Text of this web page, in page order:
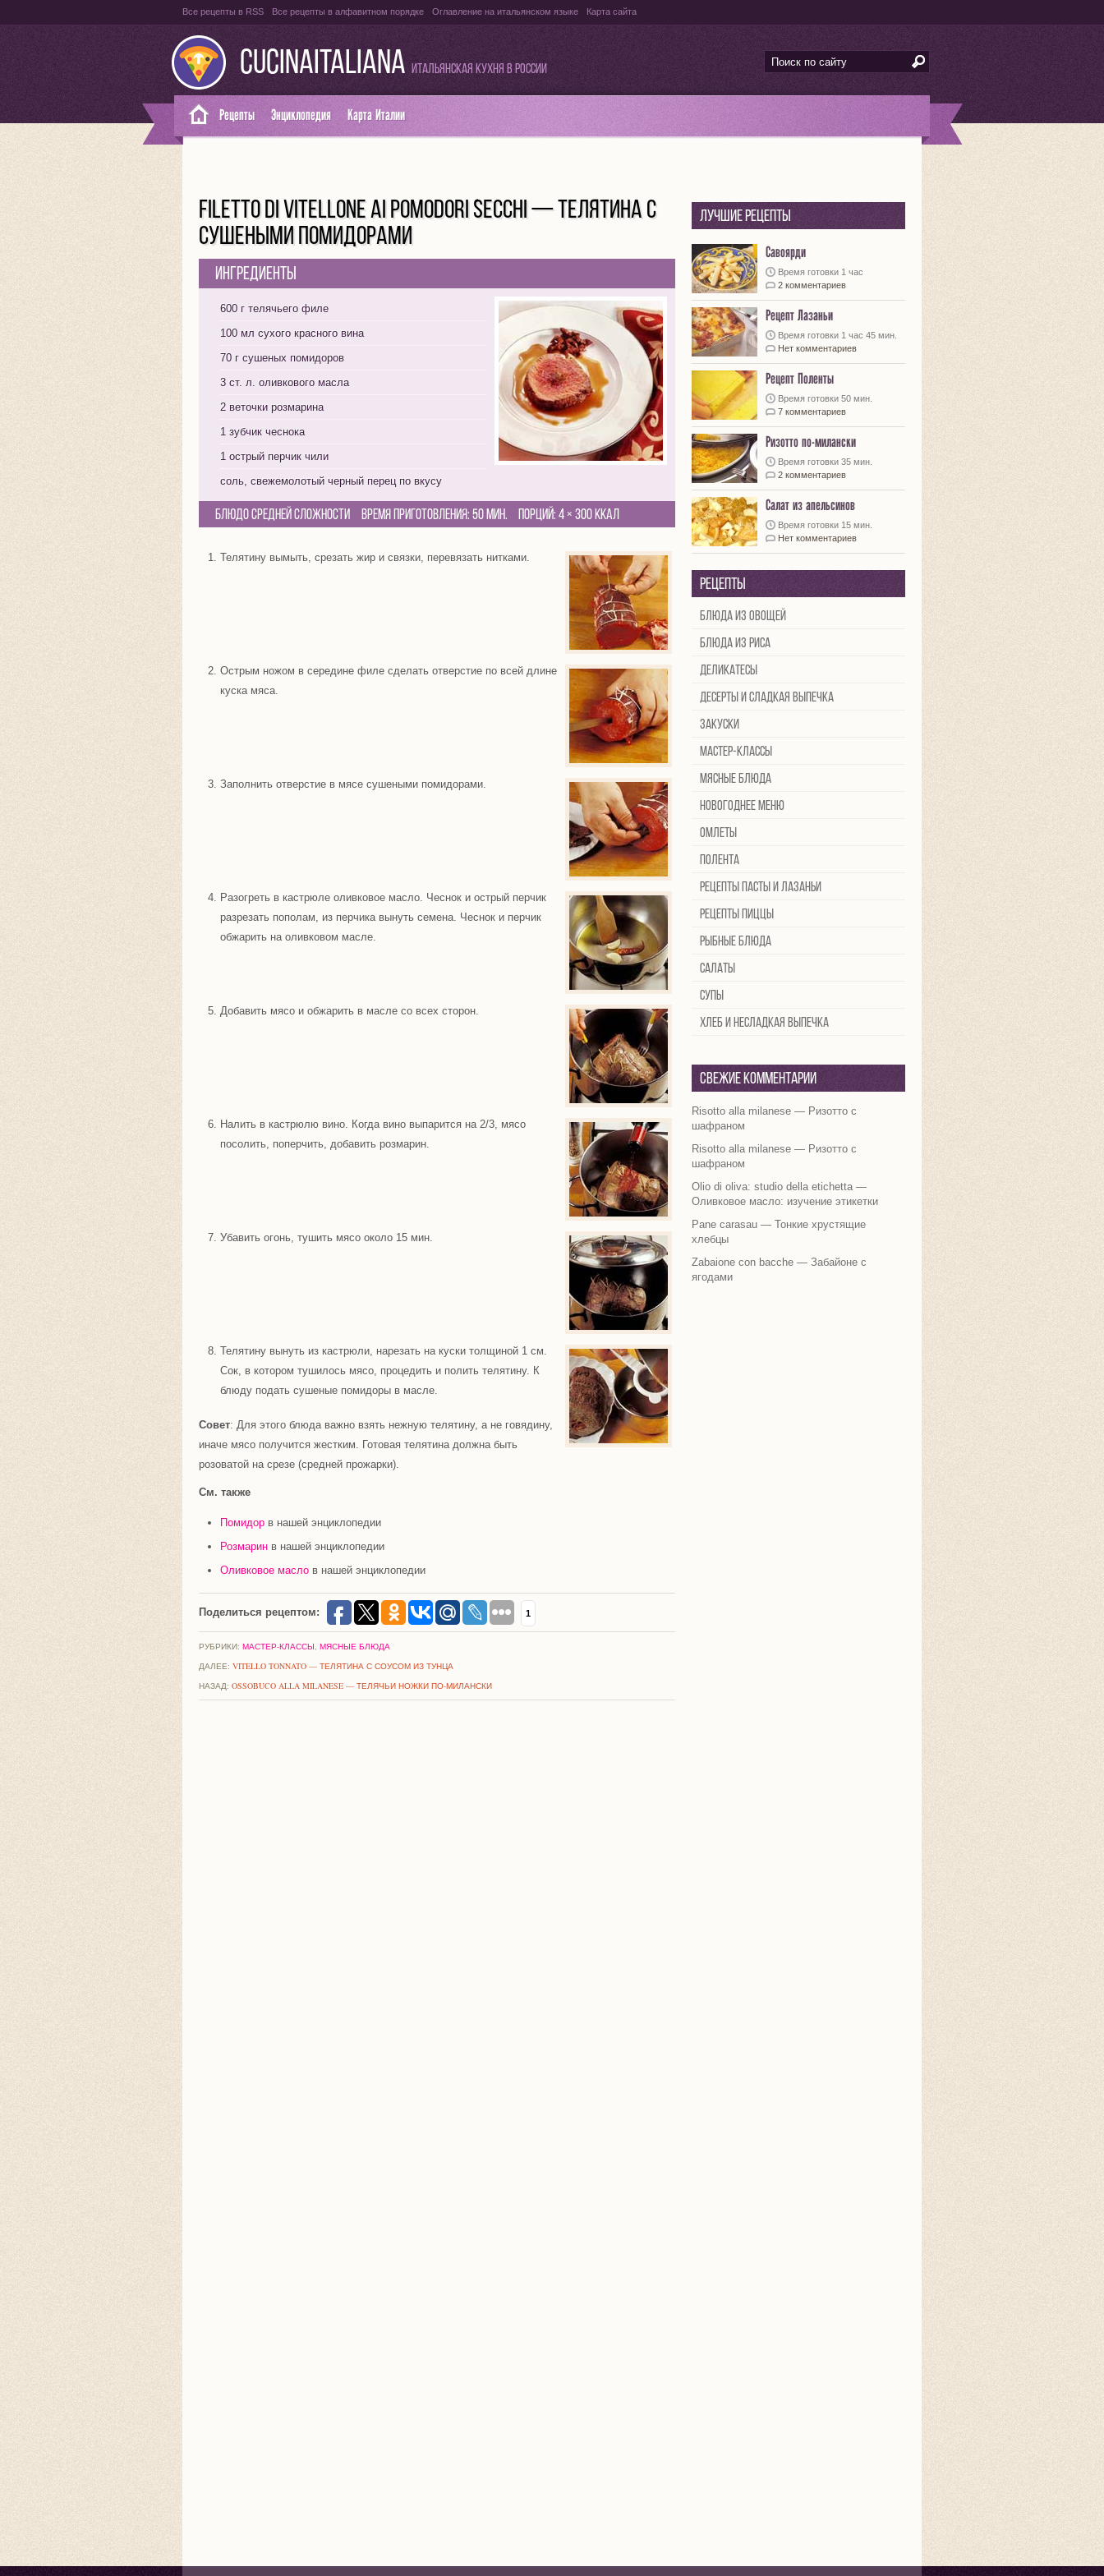
Все рецепты в RSS Все рецепты в алфавитном порядке Оглавление на итальянском языке Карта сайта
CUCINAITALIANA Итальянская кухня в России
Рецепты Энциклопедия Карта Италии
FILETTO DI VITELLONE AI POMODORI SECCHI — ТЕЛЯТИНА С
СУШЕНЫМИ ПОМИДОРАМИ
Ингредиенты
600 г телячьего филе
100 мл сухого красного вина
70 г сушеных помидоров
3 ст. л. оливкового масла
2 веточки розмарина
1 зубчик чеснока
1 острый перчик чили
соль, свежемолотый черный перец по вкусу
Блюдо средней сложности Время приготовления: 50 мин. Порций: 4 × 300 Ккал
Телятину вымыть, срезать жир и связки, перевязать нитками.
Острым ножом в середине филе сделать отверстие по всей длине
куска мяса.
Заполнить отверстие в мясе сушеными помидорами.
Разогреть в кастрюле оливковое масло. Чеснок и острый перчик
разрезать пополам, из перчика вынуть семена. Чеснок и перчик
обжарить на оливковом масле.
Добавить мясо и обжарить в масле со всех сторон.
Налить в кастрюлю вино. Когда вино выпарится на 2/3, мясо
посолить, поперчить, добавить розмарин.
Убавить огонь, тушить мясо около 15 мин.
Телятину вынуть из кастрюли, нарезать на куски толщиной 1 см.
Сок, в котором тушилось мясо, процедить и полить телятину. К
блюду подать сушеные помидоры в масле.
Совет: Для этого блюда важно взять нежную телятину, а не говядину,
иначе мясо получится жестким. Готовая телятина должна быть
розоватой на срезе (средней прожарки).
См. также
Помидор в нашей энциклопедии
Розмарин в нашей энциклопедии
Оливковое масло в нашей энциклопедии
Поделиться рецептом: 1
РУБРИКИ: МАСТЕР-КЛАССЫ, МЯСНЫЕ БЛЮДА
ДАЛЕЕ: VITELLO TONNATO — ТЕЛЯТИНА С СОУСОМ ИЗ ТУНЦА
НАЗАД: OSSOBUCO ALLA MILANESE — ТЕЛЯЧЬИ НОЖКИ ПО-МИЛАНСКИ
Лучшие рецепты
Савоярди
Время готовки 1 час
2 комментариев
Рецепт Лазаньи
Время готовки 1 час 45 мин.
Нет комментариев
Рецепт Поленты
Время готовки 50 мин.
7 комментариев
Ризотто по-милански
Время готовки 35 мин.
2 комментариев
Салат из апельсинов
Время готовки 15 мин.
Нет комментариев
Рецепты
Блюда из овощей
Блюда из риса
Деликатесы
Десерты и сладкая выпечка
Закуски
Мастер-классы
Мясные блюда
Новогоднее меню
Омлеты
Полента
Рецепты пасты и лазаньи
Рецепты пиццы
Рыбные блюда
Салаты
Супы
Хлеб и несладкая выпечка
Свежие комментарии
Risotto alla milanese — Ризотто с
шафраном
Risotto alla milanese — Ризотто с
шафраном
Olio di oliva: studio della etichetta —
Оливковое масло: изучение этикетки
Pane carasau — Тонкие хрустящие
хлебцы
Zabaione con bacche — Забайоне с
ягодами